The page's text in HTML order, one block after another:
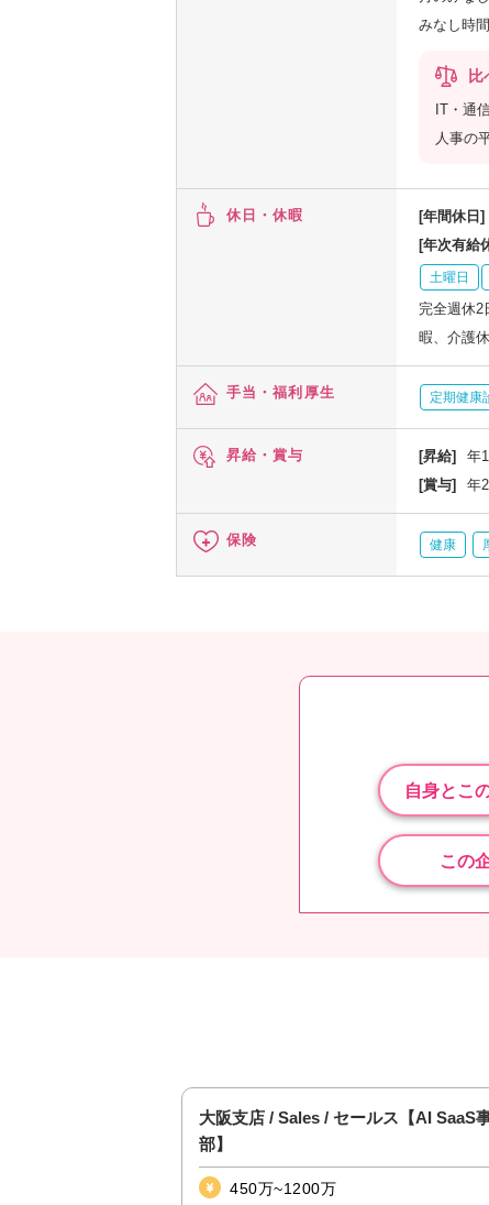
みなし時
比
IT・通
人事の
休日・休暇 [年間休日]
[年次有給
土曜日
完全週休2
暇、介護休
手当・福利厚生 定期健康
昇給・賞与 [昇給]
年
[賞与]
年
保険 健康
自身とこ
この
大阪支店 / Sales / セールス【AI SaaS
部】
450万~1200万